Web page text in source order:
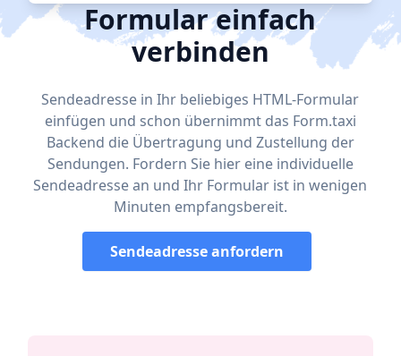
Formular einfach
verbinden
Sendeadresse in Ihr beliebiges HTML-Formular
einfügen und schon übernimmt das Form.taxi
Backend die Übertragung und Zustellung der
Sendungen. Fordern Sie hier eine individuelle
Sendeadresse an und Ihr Formular ist in wenigen
Minuten empfangsbereit.
Sendeadresse anfordern